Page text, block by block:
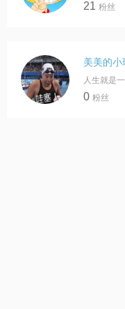
21 粉丝
美美的小
人生就是
0 粉丝